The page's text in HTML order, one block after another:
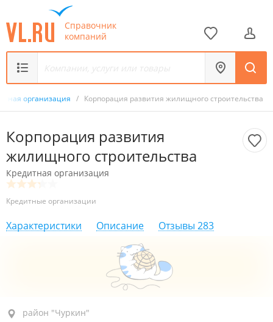
Справочник
компаний
организация / Корпорация развития жилищного строительства
Корпорация развития
жилищного строительства
Кредитная организация
Кредитные организации
Характеристики Описание Отзывы 283
район "Чуркин", ул. Тополевая, 30
район "Чуркин"